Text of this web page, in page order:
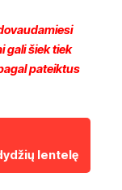
gali šiek tiek
pateiktus
lentelę